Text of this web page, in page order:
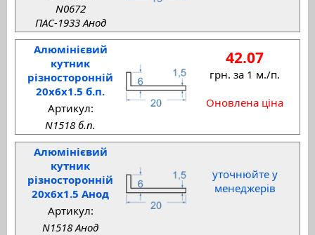
N0672
ПАС-1933 Анод
Алюмінієвий
кутник
різносторонній
20x6x1.5 б.п.
42.07
грн. за 1 м./п.
Оновлена ціна
Артикул:
N1518 б.п.
Алюмінієвий
кутник
різносторонній
20x6x1.5 Анод
уточнюйте у
менеджерів
Артикул:
N1518 Анод